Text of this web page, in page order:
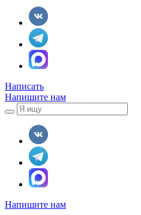
Написать
Напишите нам
Напишите нам